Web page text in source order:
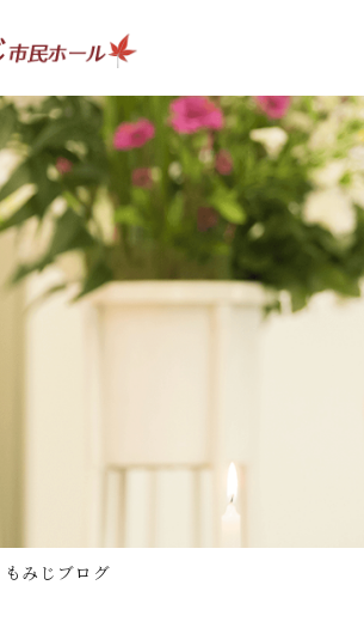
もみじブログ